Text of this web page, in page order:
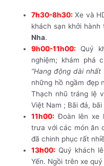
7h30-8h30: Xe và
khách sạn khởi
Nha.
9h00-11h00: Quý
nghiệm; khám phá
“Hang động dài nhất
những hồ ngầm đẹp
Thạch nhũ tráng lệ
Việt Nam ; Bãi đá,
11h00: Đoàn lên xe
trưa với các món ăn
đã chinh phục rất
13h00: Quý khách
Yến. Ngồi trên xe